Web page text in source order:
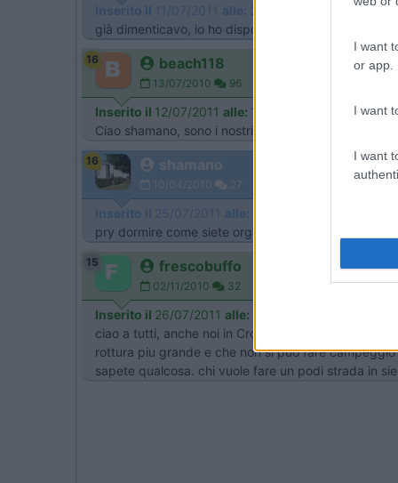
I want
or app.
I want
I want
Inserito il 11/07/2011 alle: 22:42:36
già dimenticavo, io ho disponibilità dal 6/08/11al
16 beach118
13/07/2010 96
Inserito il 12/07/2011 alle: 10:49:32
Ciao shamano, sono i nostri steggi giorni se ti va
16 shamano
10/04/2010 27
Inserito il 25/07/2011 alle:
pry dormire come siete organizati? aerre di sosya
15 frescobuffo
02/11/2010 32
Inserito il 26/07/2011 alle:
ciao a tutti, anche noi in Croazia. Partiamo il 29
rottura piu grande e che non si puo fare
sapete qualcosa. chi vuole fare un podi strada in